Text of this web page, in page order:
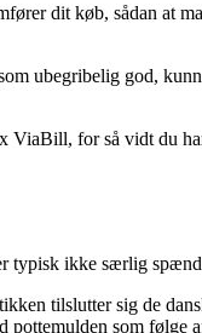
dit køb, sådan at
ubegribelig god,
for så vidt du
typisk ikke særlig
tilslutter sig de
pottemulden som følge